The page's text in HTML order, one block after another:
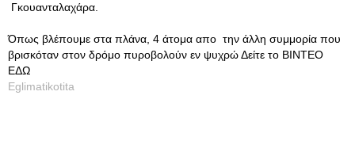
Γκουανταλαχάρα.
Όπως βλέπουμε στα πλάνα, 4 άτομα απο την άλλη συμμορία που
βρισκόταν στον δρόμο πυροβολούν εν ψυχρώ Δείτε το ΒΙΝΤΕΟ
ΕΔΩ
Eglimatikotita